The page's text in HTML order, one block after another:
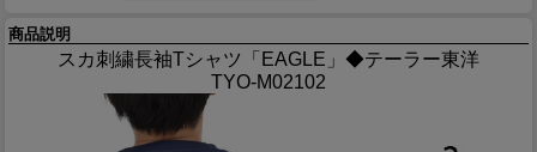
商品説明
スカ刺繍長袖Tシャツ「EAGLE」◆テーラー東洋
TYO-M02102